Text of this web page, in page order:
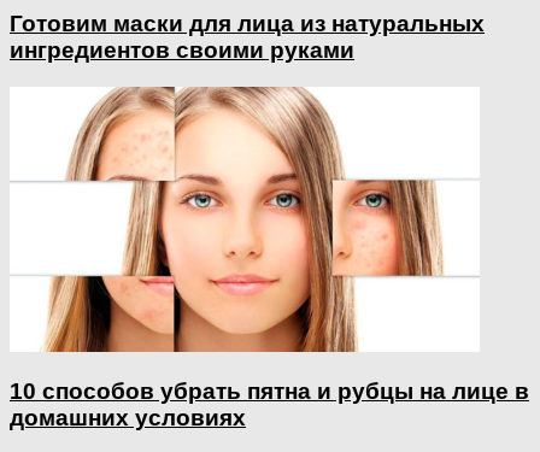
Готовим маски для лица из натуральных
ингредиентов своими руками
10 способов убрать пятна и рубцы на лице в
домашних условиях